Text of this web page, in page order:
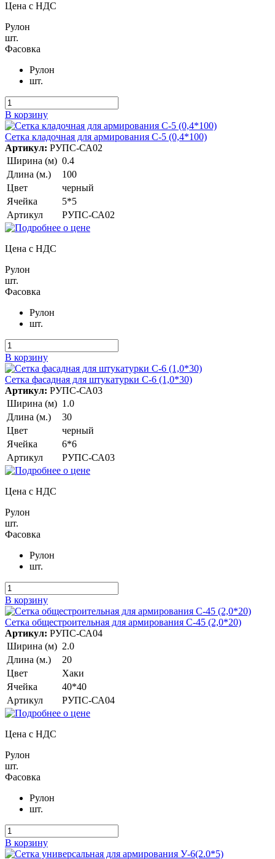
Цена с НДС
Рулон
шт.
Фасовка
Рулон
шт.
В корзину
Сетка кладочная для армирования С-5 (0,4*100)
Артикул: РУПС-СА02
Ширина (м) 0.4
Длина (м.)
100
Цвет
черный
Ячейка
5*5
Артикул
РУПС-СА02
Цена с НДС
Рулон
шт.
Фасовка
Рулон
шт.
В корзину
Сетка фасадная для штукатурки С-6 (1,0*30)
Артикул: РУПС-СА03
Ширина (м) 1.0
Длина (м.)
30
Цвет
черный
Ячейка
6*6
Артикул
РУПС-СА03
Цена с НДС
Рулон
шт.
Фасовка
Рулон
шт.
В корзину
Сетка общестроительная для армирования С-45 (2,0*20)
Артикул: РУПС-СА04
Ширина (м) 2.0
Длина (м.)
20
Цвет
Хаки
Ячейка
40*40
Артикул
РУПС-СА04
Цена с НДС
Рулон
шт.
Фасовка
Рулон
шт.
В корзину